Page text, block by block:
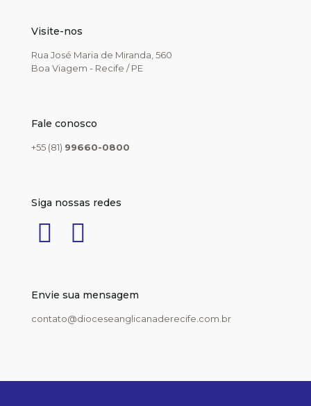
Visite-nos
Rua José Maria de Miranda, 560
Boa Viagem - Recife / PE
Fale conosco
+55 (81) 99660-0800
Siga nossas redes
Envie sua mensagem
contato@dioceseanglicanaderecife.com.br